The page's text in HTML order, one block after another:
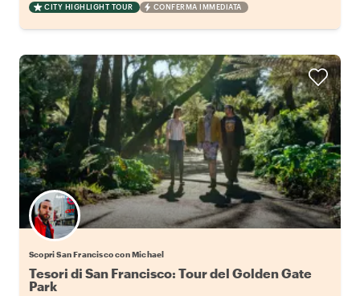
CITY HIGHLIGHT TOUR CONFERMA IMMEDIATA
Scopri San Francisco con Michael
Tesori di San Francisco: Tour del Golden Gate
Park